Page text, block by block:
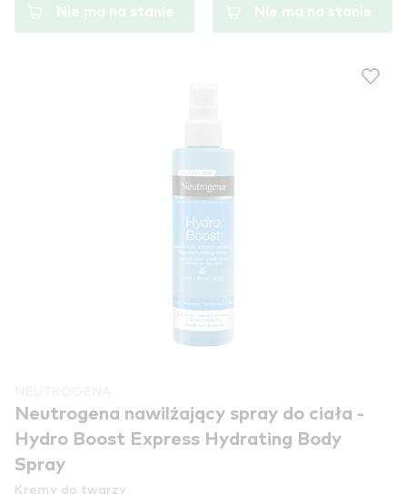
Nie ma na stanie Nie ma na stanie
Neutrogena nawilżający spray do ciała -
Hydro Boost Express Hydrating Body
Spray
Kremy do twarzy